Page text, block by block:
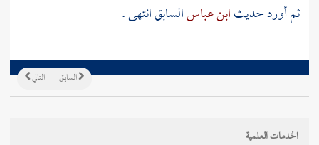
ثم أورد حديثابن عباسالسابق انتهى .
التالي السابق
الخدمات العلمية